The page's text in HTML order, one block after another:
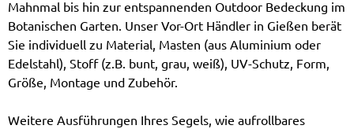
Mahnmal bis hin zur entspannenden Outdoor Bedeckung im
Botanischen Garten. Unser Vor-Ort Händler in Gießen berät
Sie individuell zu Material, Masten (aus Aluminium oder
Edelstahl), Stoff (z.B. bunt, grau, weiß), UV-Schutz, Form,
Größe, Montage und Zubehör.
Weitere Ausführungen Ihres Segels, wie aufrollbares